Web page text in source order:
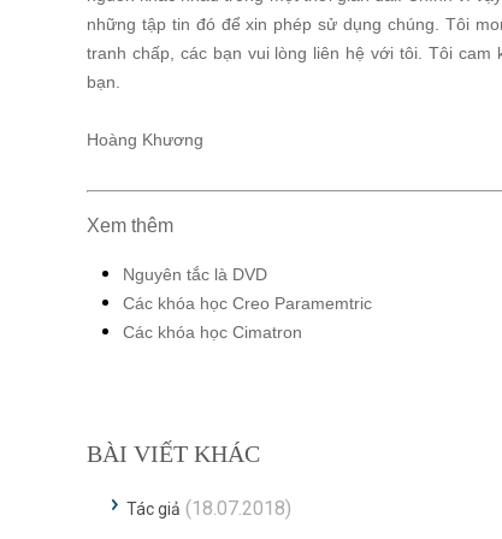
những tập tin đó để xin phép sử dụng chúng. Tôi
tranh chấp, các bạn vui lòng liên hệ với tôi. Tôi
bạn.
Hoàng Khương
Xem thêm
Nguyên tắc là DVD
Các khóa học Creo Paramemtric
Các khóa học Cimatron
BÀI VIẾT KHÁC
Tác giả (18.07.2018)